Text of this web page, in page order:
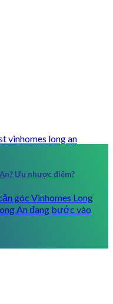
Ưu nhược điểm?
góc Vinhomes Long
An đang bước vào